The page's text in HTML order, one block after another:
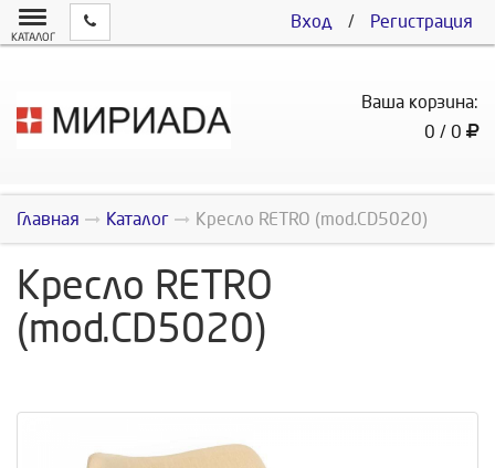
Вход / Регистрация
КАТАЛОГ
Ваша корзина:
0 / 0
Главная Каталог Кресло RETRO (mod.CD5020)
Кресло RETRO
(mod.CD5020)